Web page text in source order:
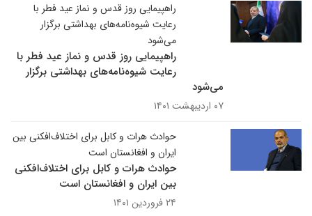
راهپیمایی روز قدس و نماز عید فطر با
رعایت شیوه‌نامه‌های بهداشتی برگزار
می‌شود
راهپیمایی روز قدس و نماز عید فطر با
رعایت شیوه‌نامه‌های بهداشتی برگزار
می‌شود
۰۷ اردیبهشت ۱۴۰۱
حوادث هرات و کابل برای اختلاف‌افکنی بین
ایران و افغانستان است
حوادث هرات و کابل برای اختلاف‌افکنی
بین ایران و افغانستان است
۲۴ فروردین ۱۴۰۱